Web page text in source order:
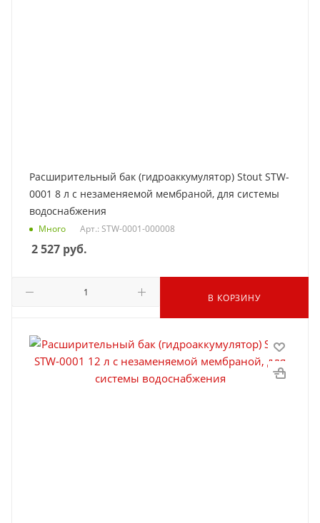
Расширительный бак (гидроаккумулятор) Stout STW-
0001 8 л с незаменяемой мембраной, для системы
водоснабжения
Много Арт.: STW-0001-000008
2 527 руб.
В КОРЗИНУ